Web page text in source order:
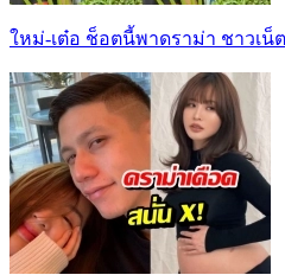
ใหม่-เต๋อ ช็อตนี้พาดราม่า ชาวเน็ต